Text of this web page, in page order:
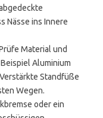
Nässe ins Innere
Material und
Aluminium
Standfüße
Wegen.
oder ein